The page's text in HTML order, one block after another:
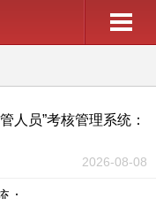
人员”考核管理系统：
2026-08-08
：